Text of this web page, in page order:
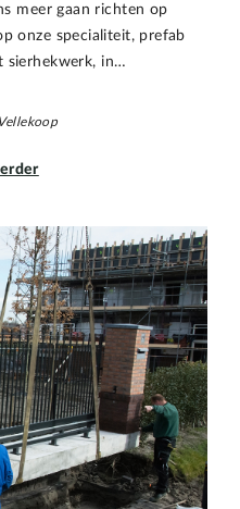
meer gaan richten op
onze specialiteit, prefab
sierhekwerk, in…